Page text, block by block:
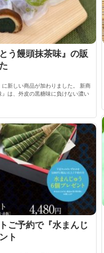
う饅頭抹茶味』の販
に新しい商品が加わりました。 新商
は、外皮の黒糖味に負けない濃い
ご予約で『水まんじ
ト